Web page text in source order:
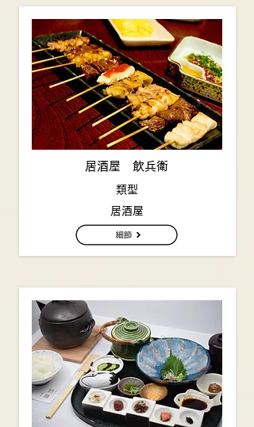
居酒屋 飲兵衛
類型
居酒屋